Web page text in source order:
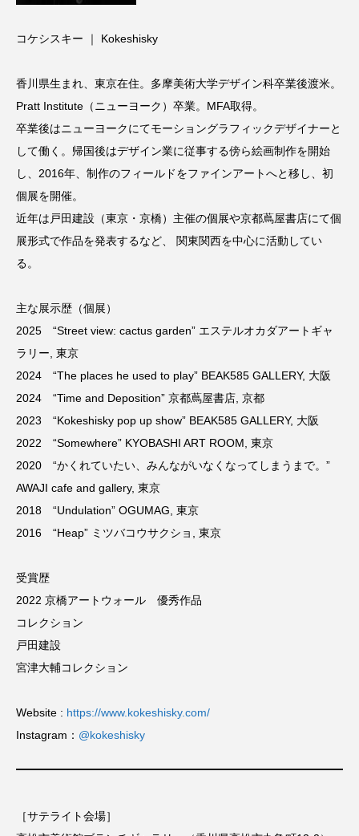
コケシスキー ｜ Kokeshisky
香川県生まれ、東京在住。多摩美術大学デザイン科卒業後渡米。
Pratt Institute（ニューヨーク）卒業。MFA取得。
卒業後はニューヨークにてモーショングラフィックデザイナーと
して働く。帰国後はデザイン業に従事する傍ら絵画制作を開始
し、2016年、制作のフィールドをファインアートへと移し、初
個展を開催。
近年は戸田建設（東京・京橋）主催の個展や京都蔦屋書店にて個
展形式で作品を発表するなど、 関東関西を中心に活動してい
る。
主な展示歴（個展）
2025 “Street view: cactus garden” エステルオカダアートギャ
ラリー, 東京
2024 “The places he used to play” BEAK585 GALLERY, 大阪
2024 “Time and Deposition” 京都蔦屋書店, 京都
2023 “Kokeshisky pop up show” BEAK585 GALLERY, 大阪
2022 “Somewhere” KYOBASHI ART ROOM, 東京
2020 “かくれていたい、みんながいなくなってしまうまで。”
AWAJI cafe and gallery, 東京
2018 “Undulation” OGUMAG, 東京
2016 “Heap” ミツバコウサクショ, 東京
受賞歴
2022 京橋アートウォール 優秀作品
コレクション
戸田建設
宮津大輔コレクション
Website : https://www.kokeshisky.com/
Instagram： @kokeshisky
［サテライト会場］